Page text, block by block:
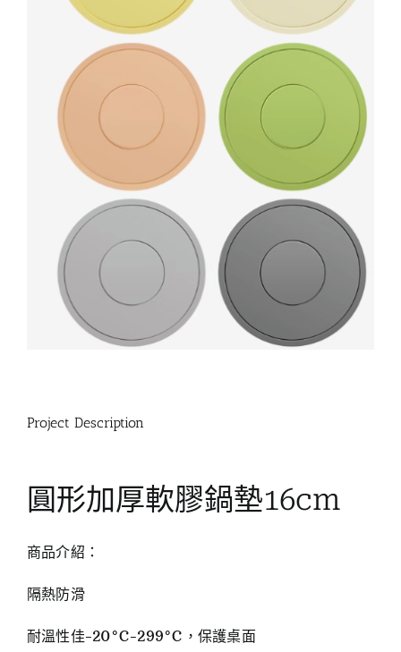
Project Description
圓形加厚軟膠鍋墊16cm
商品介紹：
隔熱防滑
耐溫性佳-20°C-299°C，保護桌面